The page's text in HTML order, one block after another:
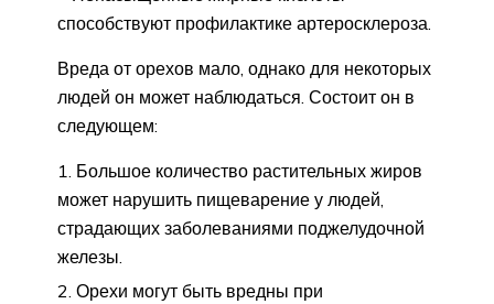
способствуют профилактике артеросклероза.
Вреда от орехов мало, однако для некоторых
людей он может наблюдаться. Состоит он в
следующем:
Большое количество растительных жиров
может нарушить пищеварение у людей,
страдающих заболеваниями поджелудочной
железы.
Орехи могут быть вредны при